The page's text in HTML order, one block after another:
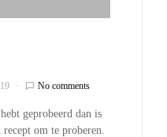
No comments
geprobeerd dan is
om te proberen.